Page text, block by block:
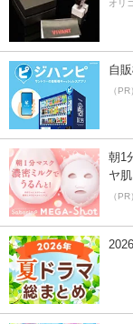
オリ
自
（
朝1
ヤ肌
（